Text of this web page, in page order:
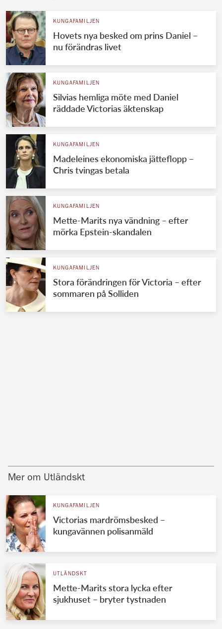
KUNGAFAMILJEN
Hovets nya besked om prins Daniel –
nu förändras livet
KUNGAFAMILJEN
Silvias hemliga möte med Daniel
räddade Victorias äktenskap
KUNGAFAMILJEN
Madeleines ekonomiska jätteflopp –
Chris tvingas betala
KUNGAFAMILJEN
Mette-Marits nya vändning – efter
mörka Epstein-skandalen
KUNGAFAMILJEN
Stora förändringen för Victoria – efter
sommaren på Solliden
Mer om Utländskt
KUNGAFAMILJEN
Victorias mardrömsbesked –
kungavännen polisanmäld
UTLÄNDSKT
Mette-Marits stora lycka efter
sjukhuset – bryter tystnaden